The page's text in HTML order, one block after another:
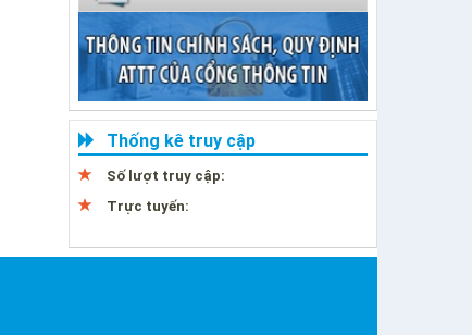
Thống kê truy cập
Số lượt truy cập:
Trực tuyến: